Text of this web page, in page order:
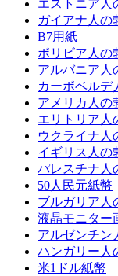
エストニア人
ガイアナ人の
B7用紙
ボリビア人の
アルバニア人
カーボベルデ
アメリカ人の
エリトリア人
ウクライナ人
イギリス人の
パレスチナ人
50人民元紙幣
ブルガリア人
液晶モニター
アルゼンチン
ハンガリー人
米1ドル紙幣